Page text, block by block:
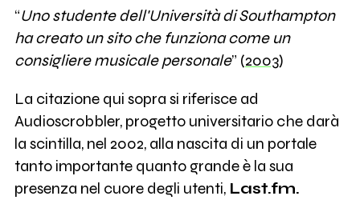
“Uno studente dell'Università di Southampton
ha creato un sito che funziona come un
consigliere musicale personale” (2003)
La citazione qui sopra si riferisce ad
Audioscrobbler, progetto universitario che darà
la scintilla, nel 2002, alla nascita di un portale
tanto importante quanto grande è la sua
presenza nel cuore degli utenti, Last.fm.